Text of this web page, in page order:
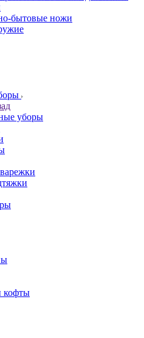
бытовые ножи
уборы
кофты